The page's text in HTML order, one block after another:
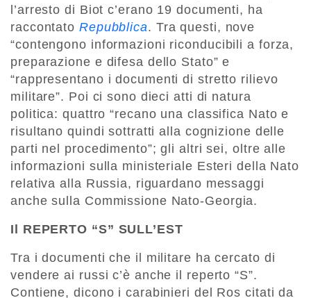
l’arresto di Biot c’erano 19 documenti, ha
raccontato Repubblica. Tra questi, nove
“contengono informazioni riconducibili a forza,
preparazione e difesa dello Stato” e
“rappresentano i documenti di stretto rilievo
militare”. Poi ci sono dieci atti di natura
politica: quattro “recano una classifica Nato e
risultano quindi sottratti alla cognizione delle
parti nel procedimento”; gli altri sei, oltre alle
informazioni sulla ministeriale Esteri della Nato
relativa alla Russia, riguardano messaggi
anche sulla Commissione Nato-Georgia.
Il REPERTO “S” SULL’EST
Tra i documenti che il militare ha cercato di
vendere ai russi c’è anche il reperto “S”.
Contiene, dicono i carabinieri del Ros citati da